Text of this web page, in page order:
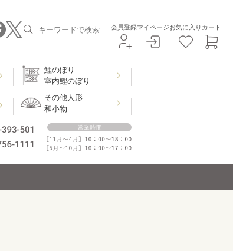
会員登録マイページお気に入り カート
鯉のぼり
室内鯉のぼり
その他人形
和小物